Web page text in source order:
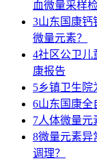
血微量采样
3山东国康钙
微量元素？
4社区公卫儿
康报告
5乡镇卫生院
6山东国康全
7人体微量元
8微量元素异
调理？